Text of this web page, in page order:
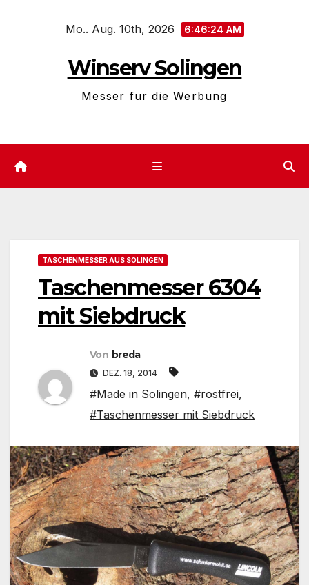
Mo.. Aug. 10th, 2026 6:46:24 AM
Winserv Solingen
Messer für die Werbung
TASCHENMESSER AUS SOLINGEN
Taschenmesser 6304
mit Siebdruck
Von breda
DEZ. 18, 2014
#Made in Solingen, #rostfrei,
#Taschenmesser mit Siebdruck